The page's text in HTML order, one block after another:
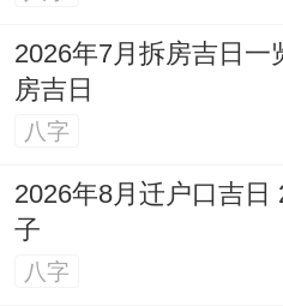
皆财摆件，凝聚财气
地工作。
是否有通过「动」来求
「驿马」星动，暗示「
事销售、贸易、咨询
2026年7月拆房吉日一
房吉日
八字
2026年8月迁户口吉日
子
八字